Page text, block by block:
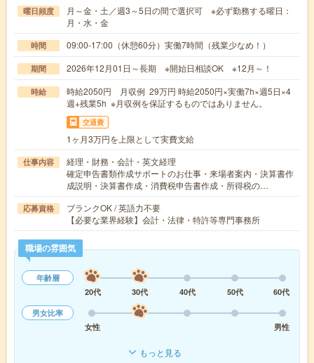
曜日頻度
月～金・土／週3～5日の間で選択可 ※必ず勤務する曜日：
月・水・金
時間 09:00-17:00（休憩60分）実働7時間（残業少なめ！）
期間 2026年12月01日～長期 ※開始日相談OK ※12月～！
時給
時給2050円 月収例 29万円 時給2050円×実働7h×週5日×4
週+残業5h ※月収例を保証するものではありません。
交通費
1ヶ月3万円を上限として実費支給
仕事内容
経理・財務・会計・英文経理
確定申告書類作成サポートのお仕事・来場者案内・決算書作
成説明・決算書作成・消費税申告書作成・所得税の…
応募資格
ブランクOK / 英語力不要
【必要な業界経験】会計・法律・特許等専門事務所
職場の雰囲気
年齢層
20代
30代 40代 50代
60代
男女比率
女性
男性
もっと見る